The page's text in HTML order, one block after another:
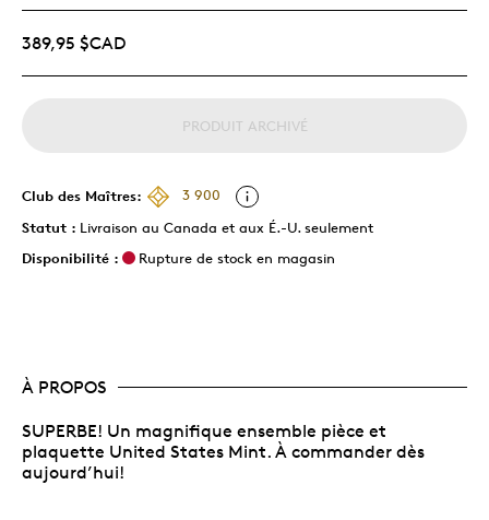
389,95 $CAD
PRODUIT ARCHIVÉ
Club des Maîtres:
3 900
Statut : Livraison au Canada et aux É.-U. seulement
Disponibilité :
Rupture de stock en magasin
À PROPOS
SUPERBE! Un magnifique ensemble pièce et
plaquette United States Mint. À commander dès
aujourd’hui!